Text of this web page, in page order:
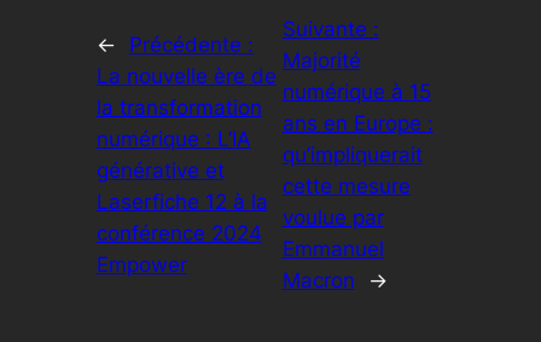
←
Précédente :
La nouvelle ère de
la transformation
numérique : L’IA
générative et
Laserfiche 12 à la
conférence 2024
Empower
Suivante :
Majorité
numérique à 15
ans en Europe :
qu’impliquerait
cette mesure
voulue par
Emmanuel
Macron
→